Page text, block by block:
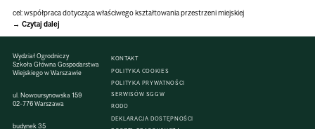
cel: współ­praca doty­cząca wła­ści­wego kształ­to­wa­nia prze­strzeni miej­skiej
Czytaj dalej
Wydział Ogrodniczy
Szkoła Główna Gospodarstwa
Wiejskiego w Warszawie
ul. Nowoursynowska 159
02-776 Warszawa
budynek 35
KONTAKT
POLITYKA COOKIES
POLITYKA PRYWATNOŚCI
SERWISÓW SGGW
RODO
DEKLARACJA DOSTĘPNOŚCI